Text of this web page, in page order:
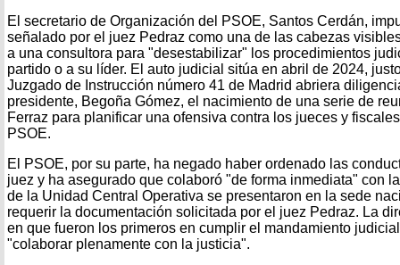
El secretario de Organización del PSOE, Santos Cerdán,
señalado por el juez Pedraz como una de las cabezas
a una consultora para "desestabilizar" los procedimientos
partido o a su líder. El auto judicial sitúa en abril de 2024,
Juzgado de Instrucción número 41 de Madrid abriera
presidente, Begoña Gómez, el nacimiento de una serie de
Ferraz para planificar una ofensiva contra los jueces y
PSOE.
El PSOE, por su parte, ha negado haber ordenado las
juez y ha asegurado que colaboró "de forma inmediata" con
de la Unidad Central Operativa se presentaron en la sede
requerir la documentación solicitada por el juez Pedraz. La
en que fueron los primeros en cumplir el mandamiento
"colaborar plenamente con la justicia".